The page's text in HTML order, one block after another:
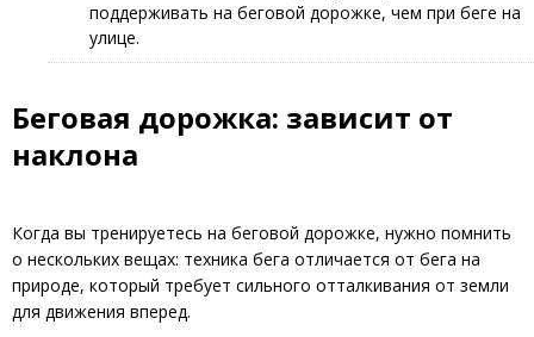
поддерживать на беговой дорожке, чем при беге на
улице.
Беговая дорожка: зависит от
наклона
Когда вы тренируетесь на беговой дорожке, нужно помнить
о нескольких вещах: техника бега отличается от бега на
природе, который требует сильного отталкивания от земли
для движения вперед.